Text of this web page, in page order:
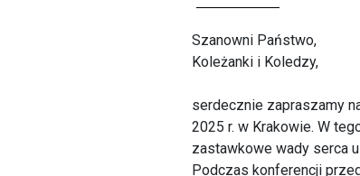
Szanowni Państwo,
Koleżanki i Koledzy,
serdecznie zapraszamy
2025 r. w Krakowie. W
zastawkowe wady serca
Podczas konferencji